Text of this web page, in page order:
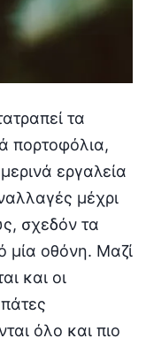
τα
πορτοφόλια,
εργαλεία
μέχρι
σχεδόν τα
μία οθόνη. Μαζί
και οι
όλο και πιο